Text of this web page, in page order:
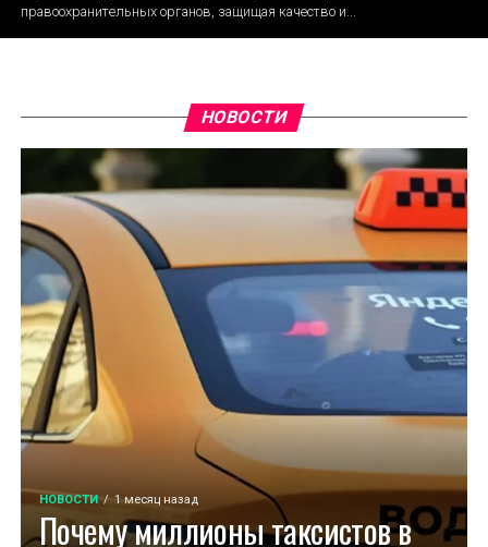
правоохранительных органов, защищая качество и...
НОВОСТИ
НОВОСТИ 1 месяц назад
Почему миллионы таксистов в